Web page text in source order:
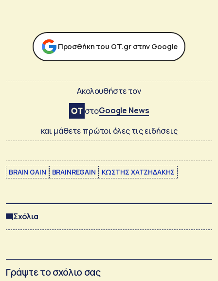
Προσθήκη του ΟΤ.gr στην Google
Ακολουθήστε τον
στοGoogle News
και μάθετε πρώτοι όλες τις ειδήσεις
BRAIN GAIN BRAINREGAIN ΚΩΣΤΗΣ ΧΑΤΖΗΔΑΚΗΣ
Σχόλια
Γράψτε το σχόλιο σας